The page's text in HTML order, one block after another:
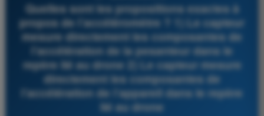
Quelles sont les propositions exactes à
propos de l’accéléromètre ? 1) Le capteur
mesure directement les composantes de
l’accélération de la pesanteur dans le
repère lié au drone 2) Le capteur mesure
directement les composantes de
l’accélération de l’appareil dans le repère
lié au drone